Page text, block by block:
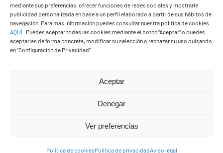
mediante sus preferencias, ofrecer funciones de redes sociales y mostrarle
publicidad personalizada en base a un perfil elaborado a partir de sus hábitos de
navegación. Para más información puedes consultar nuestra política de cookies
AQUÍ
Puedes aceptar todas las cookies mediante el botón “Aceptar” o puedes
aceptarlas de forma concreta, modificar su selección o rechazar su uso pulsando
en “Configuración de Privacidad”.
Aceptar
Denegar
Ver preferencias
Política de cookiesPolítica de privacidadAviso legal
Pza. de Los Remedios, 1
35570 – Yaiza
Tel:928 83 62 20